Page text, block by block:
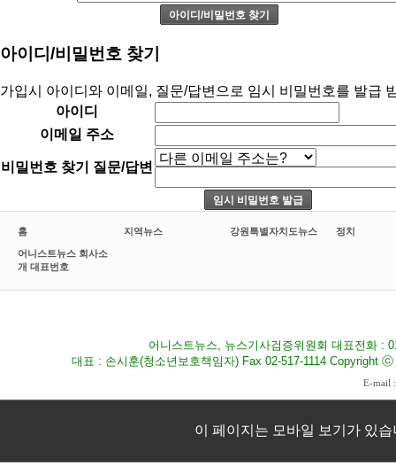
아이디/비밀번호 찾기
가입시 아이디와 이메일, 질문/답변으로 임시 비밀번호를 발급
아이디
이메일 주소
비밀번호 찾기 질문/답변
홈 지역뉴스 강원특별자치도뉴스 정치
어니스트뉴스 회사소
개 대표번호
어니스트뉴스, 뉴스기사검증위원회 대표전화 :
대표 : 손시훈(청소년보호책임자) Fax 02-517-1114 Copyright
E-mail
이 페이지는 모바일 보기가 있